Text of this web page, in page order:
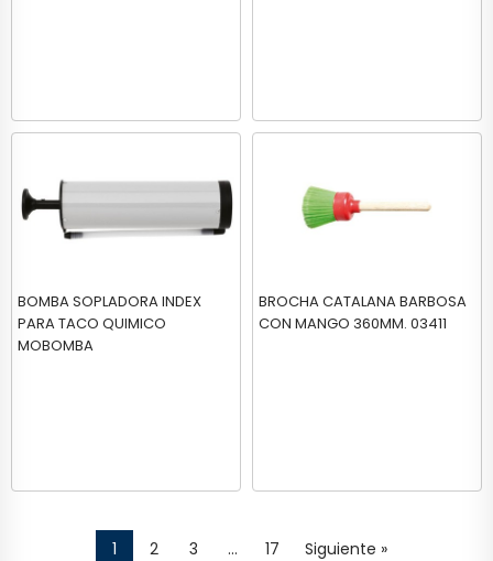
BOMBA SOPLADORA INDEX
PARA TACO QUIMICO
MOBOMBA
BROCHA CATALANA BARBOSA
CON MANGO 360MM. 03411
1 2 3 … 17 Siguiente »